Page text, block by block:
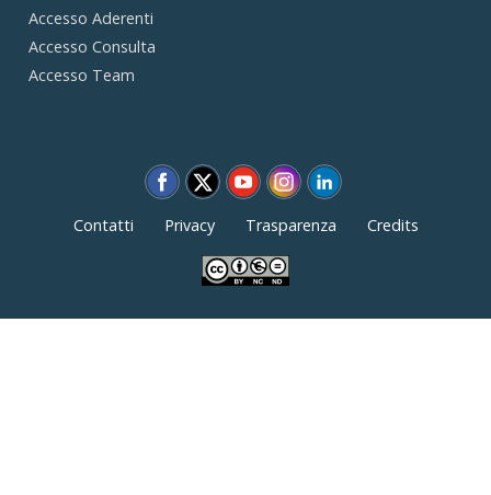
Accesso Aderenti
Accesso Consulta
Accesso Team
Contatti Privacy Trasparenza Credits